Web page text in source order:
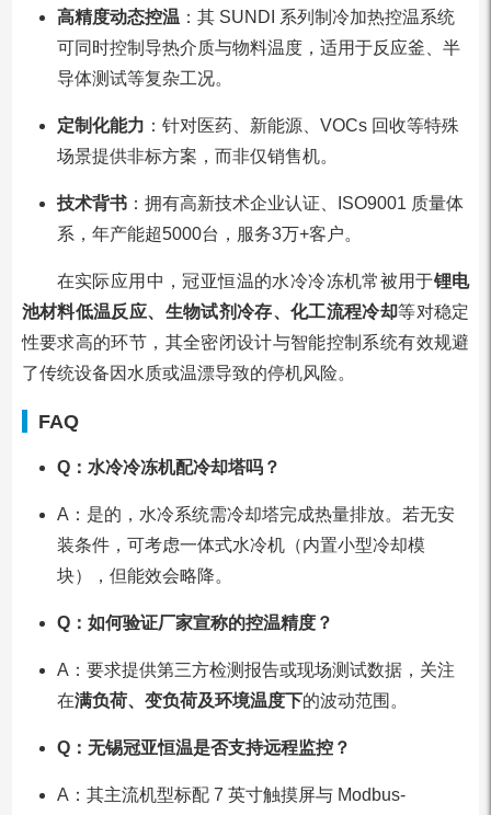
高精度动态控温 ：其 SUNDI 系列制冷加热控温系统
可同时控制导热介质与物料温度，适用于反应釜、半
导体测试等复杂工况。
定制化能力 ：针对医药、新能源、VOCs 回收等特殊
场景提供非标方案，而非仅销售机。
技术背书：拥有高新技术企业认证、ISO9001 质量体
系，年产能超5000台，服务3万+客户。
在实际应用中，冠亚恒温的水冷冷冻机常被用于锂电
池材料低温反应、生物试剂冷存、化工流程冷却等对稳定
性要求高的环节，其全密闭设计与智能控制系统有效规避
了传统设备因水质或温漂导致的停机风险。
FAQ
Q：水冷冷冻机配冷却塔吗？
A：是的，水冷系统需冷却塔完成热量排放。若无安
装条件，可考虑一体式水冷机（内置小型冷却模
块），但能效会略降。
Q：如何验证厂家宣称的控温精度？
A：要求提供第三方检测报告或现场测试数据，关注
在满负荷、变负荷及环境温度下的波动范围。
Q：无锡冠亚恒温是否支持远程监控？
A：其主流机型标配 7 英寸触摸屏与 Modbus-